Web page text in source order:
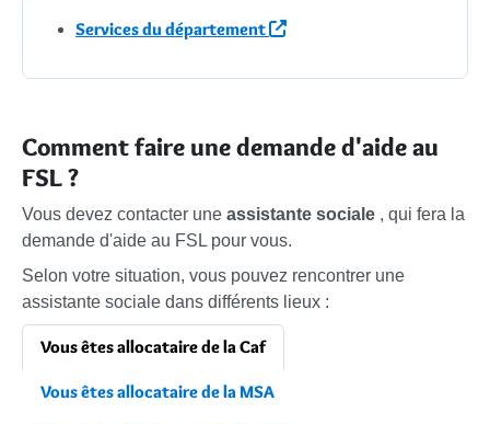
Services du département
Comment faire une demande d'aide au
FSL ?
Vous devez contacter une assistante sociale , qui fera la
demande d'aide au FSL pour vous.
Selon votre situation, vous pouvez rencontrer une
assistante sociale dans différents lieux :
Vous êtes allocataire de la Caf
Vous êtes allocataire de la MSA